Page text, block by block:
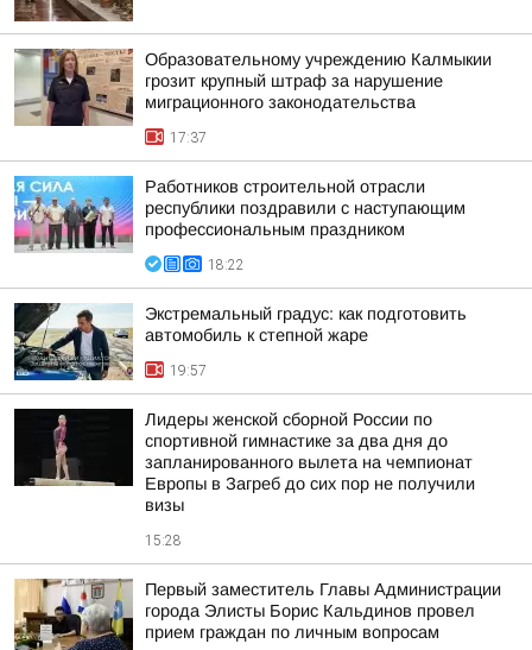
Образовательному учреждению Калмыкии
грозит крупный штраф за нарушение
миграционного законодательства
17:37
Работников строительной отрасли
республики поздравили с наступающим
профессиональным праздником
18:22
Экстремальный градус: как подготовить
автомобиль к степной жаре
19:57
Лидеры женской сборной России по
спортивной гимнастике за два дня до
запланированного вылета на чемпионат
Европы в Загреб до сих пор не получили
визы
15:28
Первый заместитель Главы Администрации
города Элисты Борис Кальдинов провел
прием граждан по личным вопросам